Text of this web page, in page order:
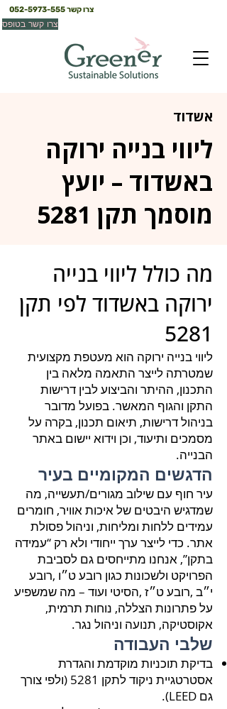
צרו קשר052-5973-555
צרו קשר בטופס
אשדוד
ליווי בנייה ירוקה
באשדוד – יועץ
מוסמך תקן 5281
מה כולל ליווי בנייה
ירוקה באשדוד לפי תקן
5281
ליווי בנייה ירוקה הוא מעטפת מקצועית
שמטרתה לייצר התאמה מלאה בין
התכנון, ההיתר והביצוע לבין דרישות
התקן והגוף המאשר. בפועל מדובר
בניהול דרישות, תיאום תכנון, בקרה על
מסמכים ותיעוד, וכן וידוא יישום באתר
הבנייה.
הדגשים המקומיים בעיר
עיר חוף עם שילוב מגורים/תעשייה, מה
שמדגיש היבטים של איכות אוויר, חומרים
עמידים ללחות ומליחות, וניהול פסולת
אתר. כדי לייצר ערך ייחודי ולא רק “עמידה
בתקן”, אנחנו מתייחסים גם לסביבת
הפרויקט ולשכונות כגון רובע ט״ו ,רובע
י״ב ,רובע ט״ז ,הסיטי ועוד – מה שמשפיע
על פתרונות הצללה, נוחות תרמית,
אקוסטיקה, תנועה וניהול נגר.
שלבי העבודה
בדיקת תוכניות מוקדמת והגדרת
אסטרטגיית ניקוד לתקן 5281 (ולפי צורך
גם LEED).